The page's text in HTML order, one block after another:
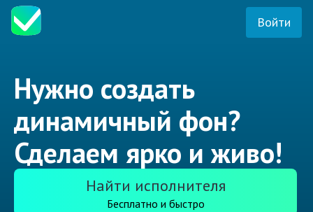
Войти
Нужно создать
динамичный фон?
Сделаем ярко и живо!
Найти исполнителя
Бесплатно и быстро